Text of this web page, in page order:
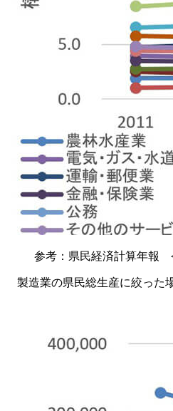
参考：県民経済計算年報
製造業の県民総生産に絞った